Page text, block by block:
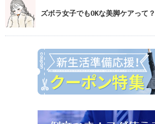
ズボラ女子でもOKな美脚ケアって？